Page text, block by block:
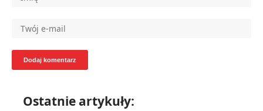
Ostatnie artykuły: